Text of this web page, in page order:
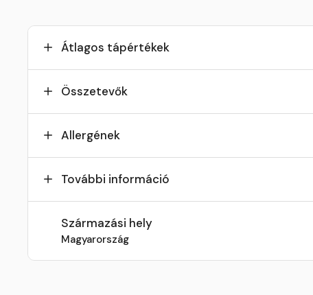
Átlagos tápértékek
Összetevők
Allergének
További információ
Származási hely
Magyarország